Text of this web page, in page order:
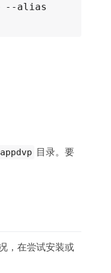
--alias
目录。要
，在尝试安装或